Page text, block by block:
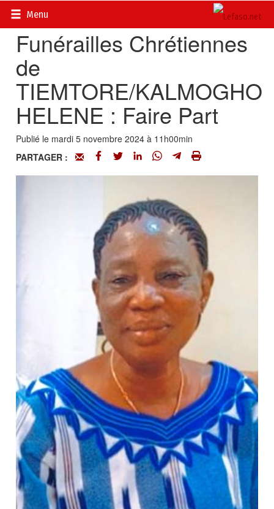
Menu
Accueil>
Funérailles Chrétiennes
de
TIEMTORE/KALMOGHO
HELENE : Faire Part
Publié le mardi 5 novembre 2024 à 11h00min
PARTAGER :